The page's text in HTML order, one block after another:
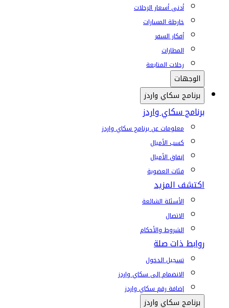
أدنى أسعار الرحلات
خارطة المسارات
أفكار السفر
المطارات
رحلات المتابعة
الوجهات
برنامج سكاي واردز
برنامج سكاي واردز
معلومات عن برنامج سكاي واردز
كسب الأميال
إنفاق الأميال
فئات العضوية
اكتشف المزيد
الأسئلة الشائعة
الاتصال
الشروط والأحكام
روابط ذات صلة
تسجيل الدخول
الانضمام إلى سكاي واردز
إضافة رقم سكاي واردز
برنامج سكاي واردز